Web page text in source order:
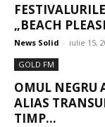
„BEACH
News Solid - iulie 15,
GOLD FM
OMUL NEGRU
ALIAS
TIMP...